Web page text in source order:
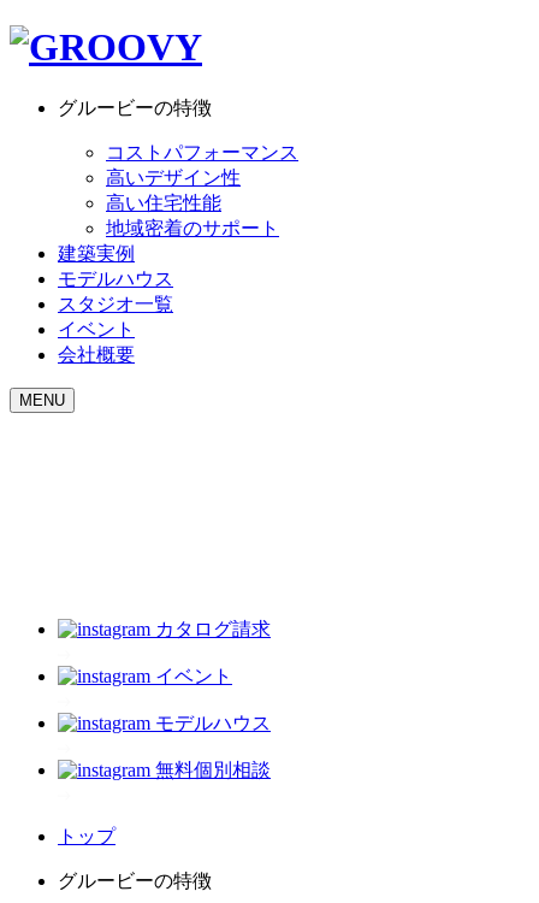
グルービーの特徴
コストパフォーマンス
高いデザイン性
高い住宅性能
地域密着のサポート
建築実例
モデルハウス
スタジオ一覧
イベント
会社概要
MENU
カタログ請求
イベント
モデルハウス
無料個別相談
トップ
グルービーの特徴